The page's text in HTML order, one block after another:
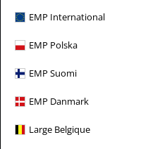
EMP International
EMP Polska
EMP Suomi
EMP Danmark
Large Belgique